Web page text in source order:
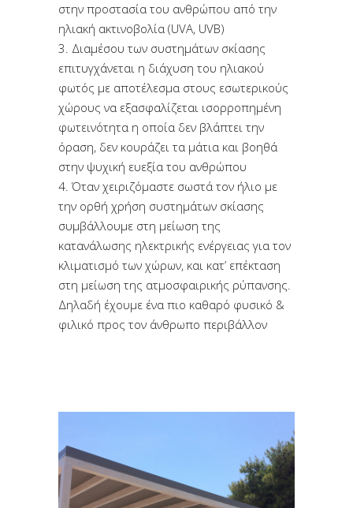
στην προστασία του ανθρώπου από την
ηλιακή ακτινοβολία (UVA, UVB)
3. Διαμέσου των συστημάτων σκίασης
επιτυγχάνεται η διάχυση του ηλιακού
φωτός με αποτέλεσμα στους εσωτερικούς
χώρους να εξασφαλίζεται ισορροπημένη
φωτεινότητα η οποία δεν βλάπτει την
όραση, δεν κουράζει τα μάτια και βοηθά
στην ψυχική ευεξία του ανθρώπου
4. Όταν χειριζόμαστε σωστά τον ήλιο με
την ορθή χρήση συστημάτων σκίασης
συμβάλλουμε στη μείωση της
κατανάλωσης ηλεκτρικής ενέργειας για τον
κλιματισμό των χώρων, και κατ’ επέκταση
στη μείωση της ατμοσφαιρικής ρύπανσης.
Δηλαδή έχουμε ένα πιο καθαρό φυσικό &
φιλικό προς τον άνθρωπο περιβάλλον